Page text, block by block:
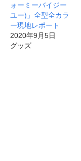
ォーミーバイジー
ユー)」全型全カラ
ー現地レポート
2020年9月5日
グッズ